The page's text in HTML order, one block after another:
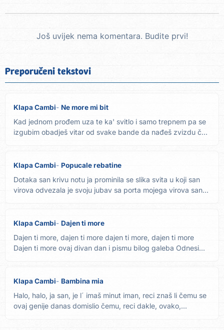
Još uvijek nema komentara. Budite prvi!
Preporučeni tekstovi
Klapa Cambi Ne more mi bit
Kad jednom prođem uza te ka' svitlo i samo trepnem pa se
izgubim obadješ vitar od svake bande da nađeš zvizdu ča
Klapa Cambi Popucale rebatine
Dotaka san krivu notu ja prominila se slika svita u koji san
virova odvezala je svoju jubav sa porta mojega virova san...
Klapa Cambi Dajen ti more
Dajen ti more, dajen ti more dajen ti more, dajen ti more
Dajen ti more ovaj divan dan i pismu bilog galeba Odnesi...
Klapa Cambi Bambina mia
Halo, halo, ja san, je l´ imaš minut iman, reci znaš li čemu se
ovaj genije danas domislio čemu, reci dakle, ovako,...